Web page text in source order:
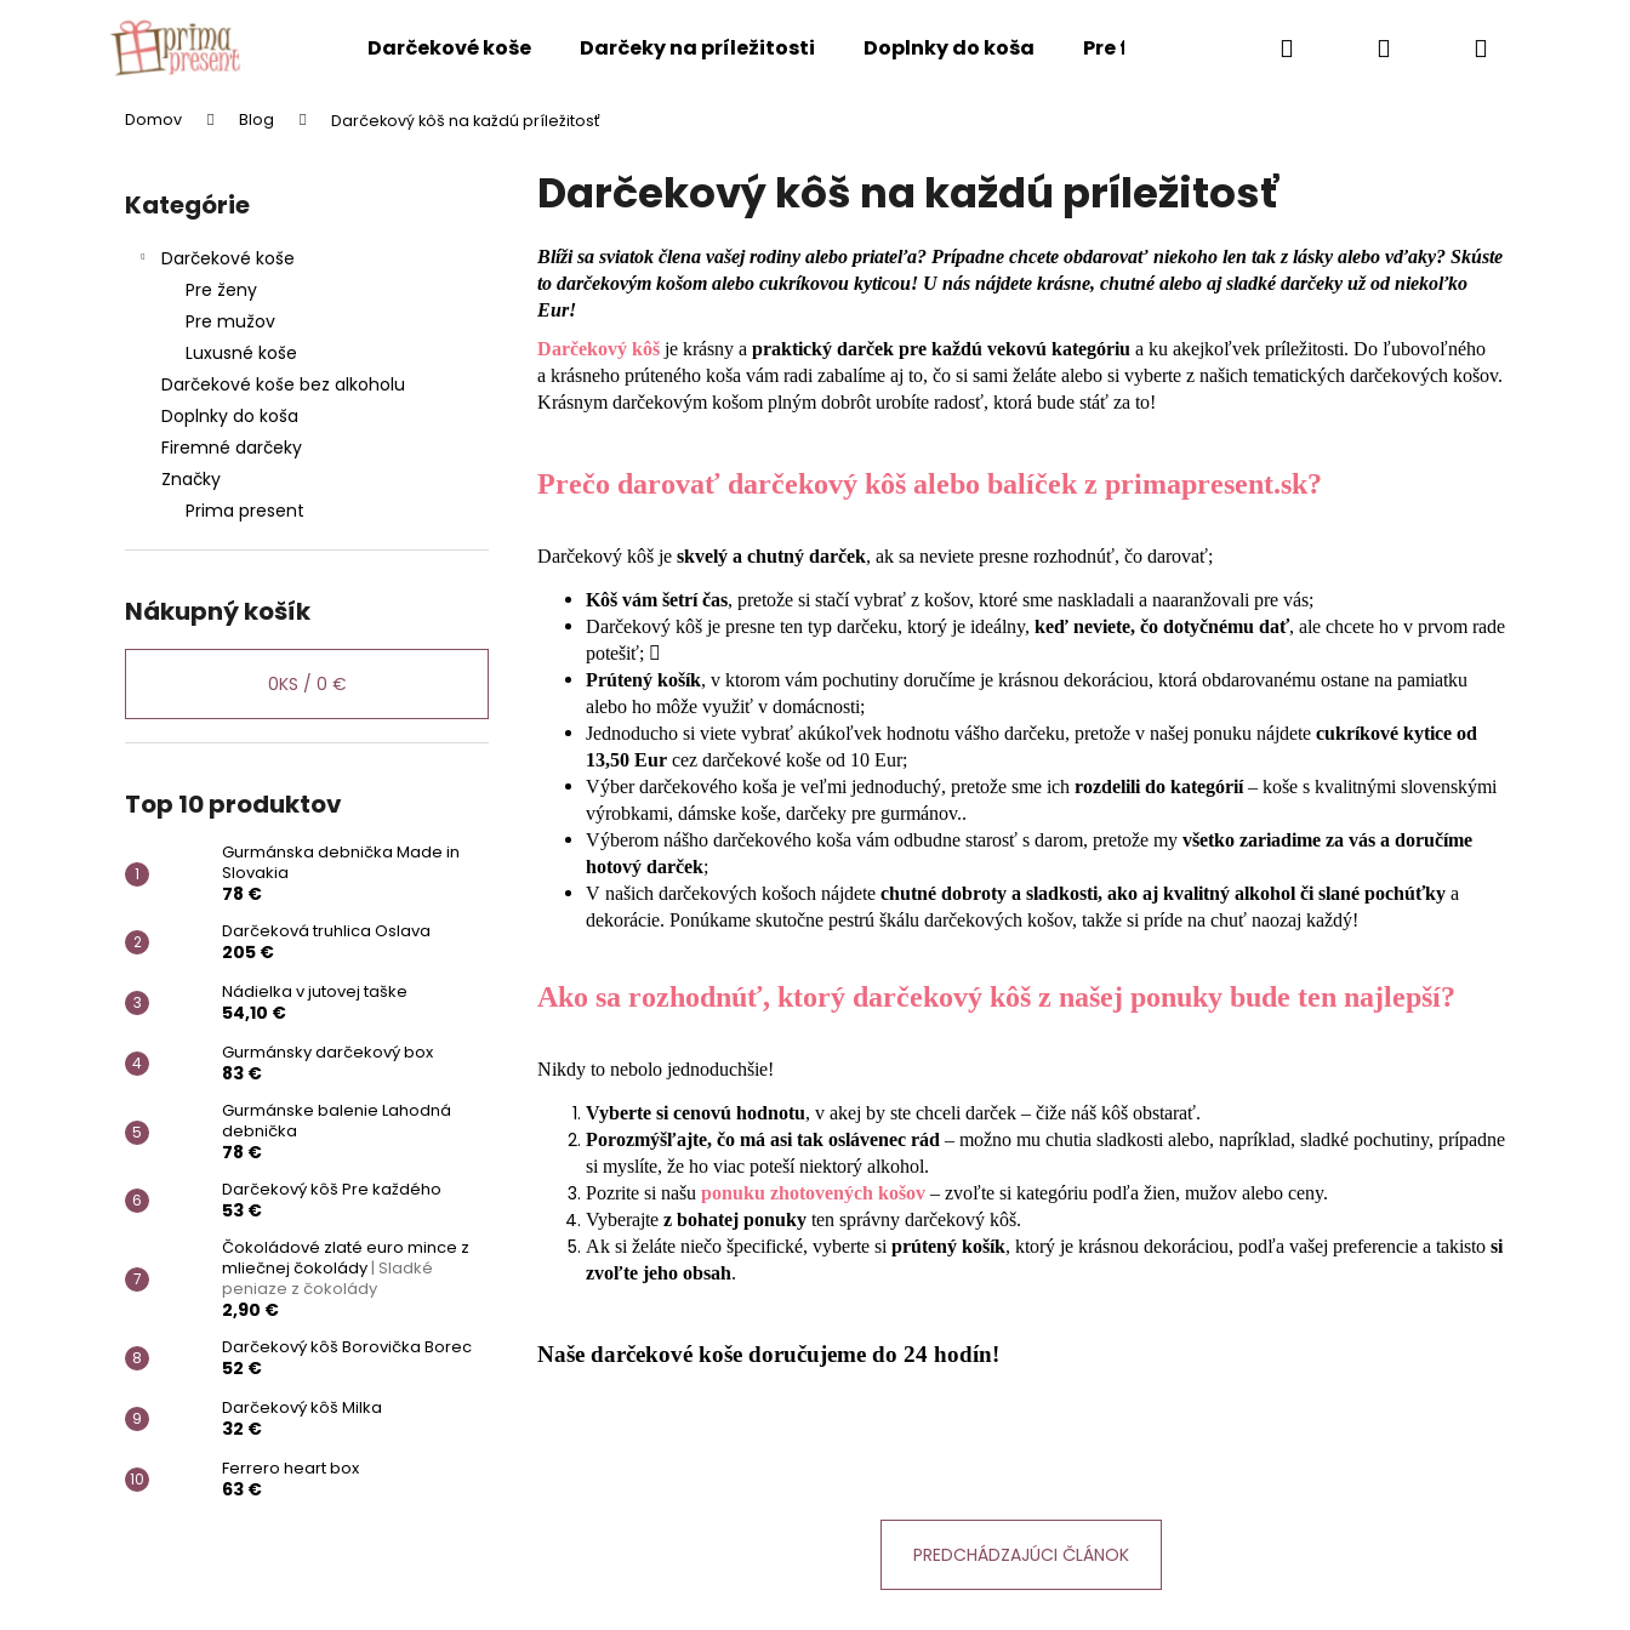
Darčekové koše Darčeky na príležitosti Doplnky do koša Pre firmy Kontakt / O nás Značky
Hľadať PrihlásenieNákupný
Domov Blog Darčekový kôš na každú príležitosť
Preskočiť
kategórie
Kategórie
Darčekové koše
Pre ženy
Pre mužov
Luxusné koše
Darčekové koše bez alkoholu
Doplnky do koša
Firemné darčeky
Značky
Prima present
Nákupný košík
0KS / 0 €
Top 10 produktov
Gurmánska debnička Made in
Slovakia
78 €
Darčeková truhlica Oslava
205 €
Nádielka v jutovej taške
54,10 €
Gurmánsky darčekový box
83 €
Gurmánske balenie Lahodná
debnička
78 €
Darčekový kôš Pre každého
53 €
Čokoládové zlaté euro mince z
mliečnej čokolády| Sladké
peniaze z čokolády
2,90 €
Darčekový kôš Borovička Borec
52 €
Darčekový kôš Milka
32 €
Ferrero heart box
63 €
Darčekový kôš na každú príležitosť
Blíži sa sviatok člena vašej rodiny alebo priateľa? Prípadne chcete obdarovať niekoho len tak z lásky alebo vďaky? Skúste
to darčekovým košom alebo cukríkovou kyticou! U nás nájdete krásne, chutné alebo aj sladké darčeky už od niekoľko
Eur!
Darčekový kôš je krásny a praktický darček pre každú vekovú kategóriu a ku akejkoľvek príležitosti. Do ľubovoľného
a krásneho prúteného koša vám radi zabalíme aj to, čo si sami želáte alebo si vyberte z našich tematických darčekových košov.
Krásnym darčekovým košom plným dobrôt urobíte radosť, ktorá bude stáť za to!
Prečo darovať darčekový kôš alebo balíček z primapresent.sk?
Darčekový kôš je skvelý a chutný darček, ak sa neviete presne rozhodnúť, čo darovať;
Kôš vám šetrí čas, pretože si stačí vybrať z košov, ktoré sme naskladali a naaranžovali pre vás;
Darčekový kôš je presne ten typ darčeku, ktorý je ideálny, keď neviete, čo dotyčnému dať, ale chcete ho v prvom rade
potešiť; 
Prútený košík, v ktorom vám pochutiny doručíme je krásnou dekoráciou, ktorá obdarovanému ostane na pamiatku
alebo ho môže využiť v domácnosti;
Jednoducho si viete vybrať akúkoľvek hodnotu vášho darčeku, pretože v našej ponuku nájdete cukríkové kytice od
13,50 Eur cez darčekové koše od 10 Eur;
Výber darčekového koša je veľmi jednoduchý, pretože sme ich rozdelili do kategórií– koše s kvalitnými slovenskými
výrobkami, dámske koše, darčeky pre gurmánov..
Výberom nášho darčekového koša vám odbudne starosť s darom, pretože my všetko zariadime za vás a doručíme
hotový darček;
V našich darčekových košoch nájdete chutné dobroty a sladkosti, ako aj kvalitný alkohol či slané pochúťky a
dekorácie. Ponúkame skutočne pestrú škálu darčekových košov, takže si príde na chuť naozaj každý!
Ako sa rozhodnúť, ktorý darčekový kôš z našej ponuky bude ten najlepší?
Nikdy to nebolo jednoduchšie!
Vyberte si cenovú hodnotu, v akej by ste chceli darček – čiže náš kôš obstarať.
Porozmýšľajte, čo má asi tak oslávenec rád – možno mu chutia sladkosti alebo, napríklad, sladké pochutiny, prípadne
si myslíte, že ho viac poteší niektorý alkohol.
Pozrite si našu ponuku zhotovených košov – zvoľte si kategóriu podľa žien, mužov alebo ceny.
Vyberajte z bohatej ponuky ten správny darčekový kôš.
Ak si želáte niečo špecifické, vyberte si prútený košík, ktorý je krásnou dekoráciou, podľa vašej preferencie a takisto si
zvoľte jeho obsah.
Naše darčekové koše doručujeme do 24 hodín!
PREDCHÁDZAJÚCI ČLÁNOK
Späť
obchodu
Späť
obchodu
Čo potrebujete nájsť?
Odporúčame
GURMÁNSKA DEBNIČKA MADE IN
78 €
DARČEKOVÁ TRUHLICA OSLAVA
NÁDIELKA V JUTOVEJ TAŠKE